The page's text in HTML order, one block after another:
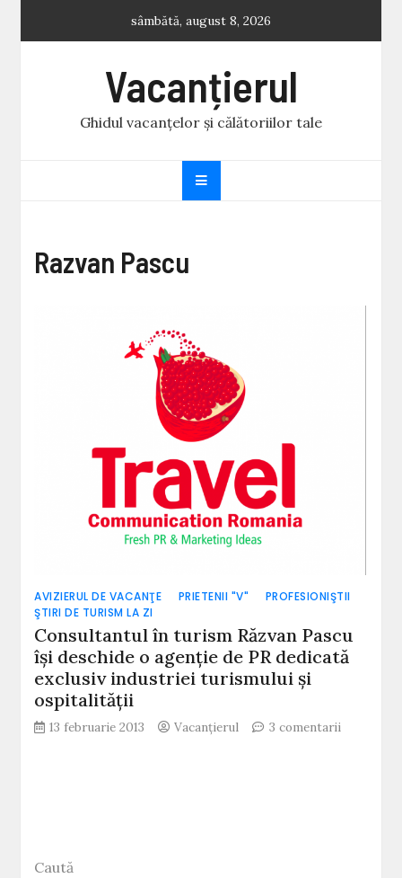
sâmbătă, august 8, 2026
Vacanțierul
Ghidul vacanțelor și călătoriilor tale
Razvan Pascu
AVIZIERUL DE VACANŢE PRIETENII "V"
PROFESIONIŞTII
ŞTIRI DE TURISM LA ZI
Consultantul în turism Răzvan Pascu
își deschide o agenție de PR dedicată
exclusiv industriei turismului și
ospitalității
13 februarie 2013 Vacanțierul 3 comentarii
Caută